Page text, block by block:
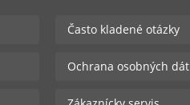
Často kladené otázky
Ochrana osobných dát